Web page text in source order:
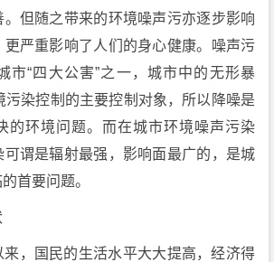
但随之带来的环境噪声污亦逐步影响
更严重影响了人们的身心健康。噪声污
市“四大公害”之一，城市中的无形暴
污染控制的主要控制对象，所以降噪是
的环境问题。而在城市环境噪声污染
可谓是辐射最强，影响面最广的，是城
首要问题。
来，国民的生活水平大大提高，经济得